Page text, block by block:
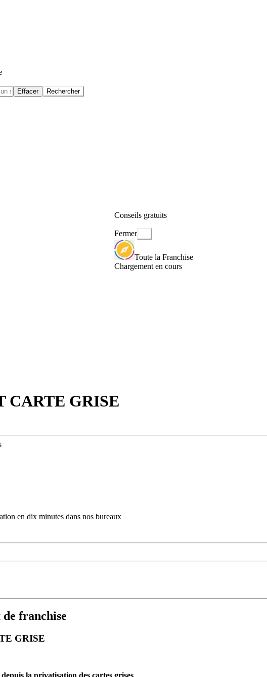
Effacer Rechercher
Conseils gratuits
Fermer
Toute la Franchise
Chargement en cours
CARTE GRISE
en dix minutes dans nos bureaux
franchise
GRISE
la privatisation des cartes grises